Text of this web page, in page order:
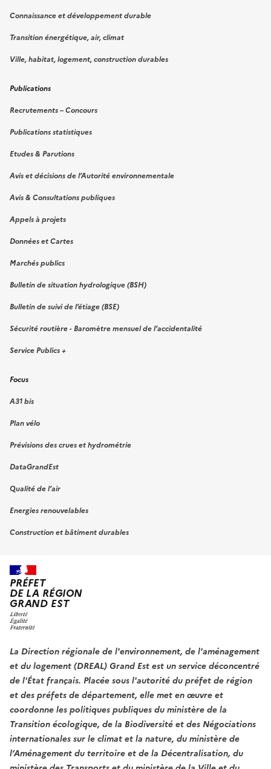
Connaissance et développement durable
Transition énergétique, air, climat
Ville, habitat, logement, construction durables
Publications
Recrutements – Concours
Publications statistiques
Etudes & Parutions
Avis et décisions de l’Autorité environnementale
Avis & Consultations publiques
Appels à projets
Données et Cartes
Marchés publics
Bulletin de situation hydrologique (BSH)
Bulletin de suivi de l’étiage (BSE)
Sécurité routière - Baromètre mensuel de l’accidentalité
Service Publics +
Focus
A31 bis
Plan vélo
Prévisions des crues et hydrométrie
DataGrandEst
Qualité de l’air
Energies renouvelables
Construction et bâtiment durables
PRÉFET
DE LA RÉGION
GRAND EST
La Direction régionale de l'environnement, de l'aménagement
et du logement (DREAL) Grand Est est un service déconcentré
de l'État français. Placée sous l'autorité du préfet de région
et des préfets de département, elle met en œuvre et
coordonne les politiques publiques du ministère de la
Transition écologique, de la Biodiversité et des Négociations
internationales sur le climat et la nature, du ministère de
l’Aménagement du territoire et de la Décentralisation, du